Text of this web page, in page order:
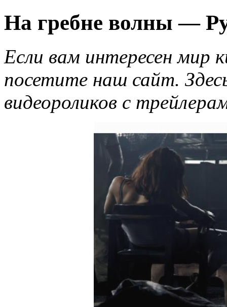
На гребне волны —
Если вам интересен мир
посетите наш сайт.
видеороликов с